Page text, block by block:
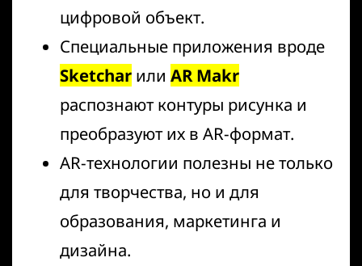
цифровой объект.
Специальные приложения вроде
Sketchar или AR Makr
распознают контуры рисунка и
преобразуют их в AR-формат.
AR-технологии полезны не только
для творчества, но и для
образования, маркетинга и
дизайна.